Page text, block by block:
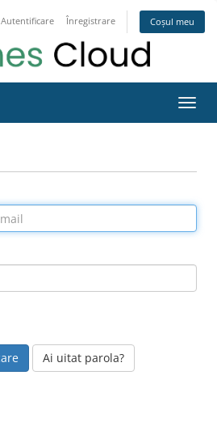
Autentificare Înregistrare Coșul meu
Ai uitat parola?